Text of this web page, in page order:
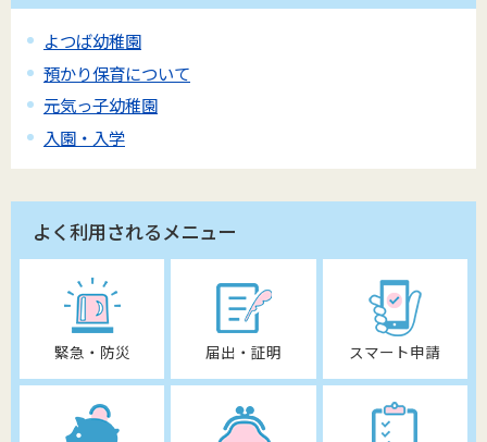
よつば幼稚園
預かり保育について
元気っ子幼稚園
入園・入学
よく利用されるメニュー
緊急・防災 届出・証明 スマート申請